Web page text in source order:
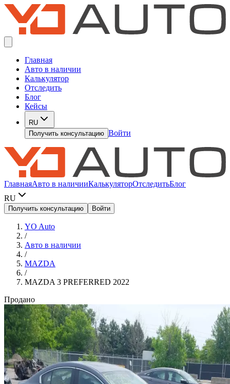
Главная
Авто в наличии
Калькулятор
Отследить
Блог
Кейсы
RU
Получить консультацию Войти
ГлавнаяАвто в наличииКалькуляторОтследитьБлог
RU
Получить консультацию Войти
YO Auto
/
Авто в наличии
/
MAZDA
/
MAZDA 3 PREFERRED 2022
Продано